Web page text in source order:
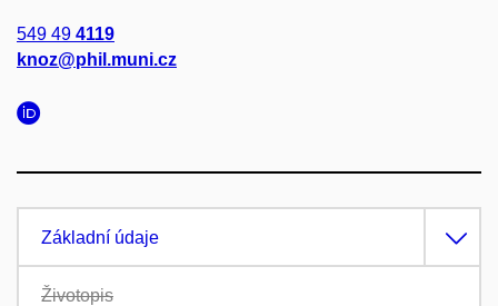
549 49 4119
knoz@phil.muni.cz
Základní údaje
Životopis